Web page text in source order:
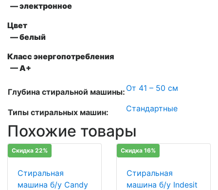
— электронное
Цвет
— белый
Класс энергопотребления
— A+
Глубина стиральной машины: От 41 – 50 см
Типы стиральных машин: Стандартные
Похожие товары
Скидка 22%
Стиральная
машина б/у Candy
Скидка 16%
Стиральная
машина б/у Indesit